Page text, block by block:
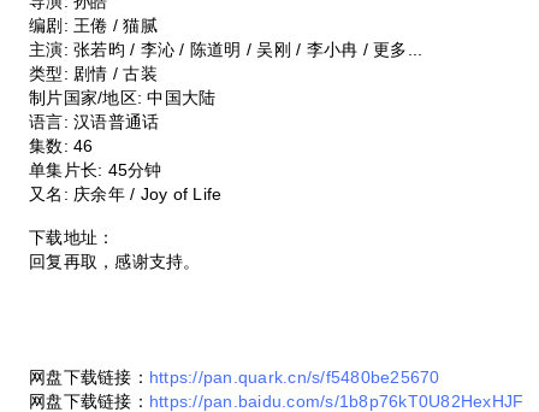
编剧: 王倦 / 猫腻
主演: 张若昀 / 李沁 / 陈道明 / 吴刚 / 李小冉 / 更多...
类型: 剧情 / 古装
制片国家/地区: 中国大陆
语言: 汉语普通话
集数: 46
单集片长: 45分钟
又名: 庆余年 / Joy of Life
下载地址：
回复再取，感谢支持。
网盘下载链接： https://pan.quark.cn/s/f5480be25670
网盘下载链接： https://pan.baidu.com/s/1b8p76kT0U82HexHJF